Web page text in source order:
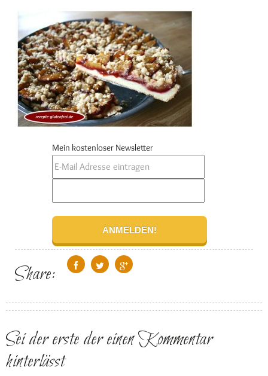
Mein kostenloser Newsletter
Share:
Sei der erste der einen Kommentar
hinterlässt